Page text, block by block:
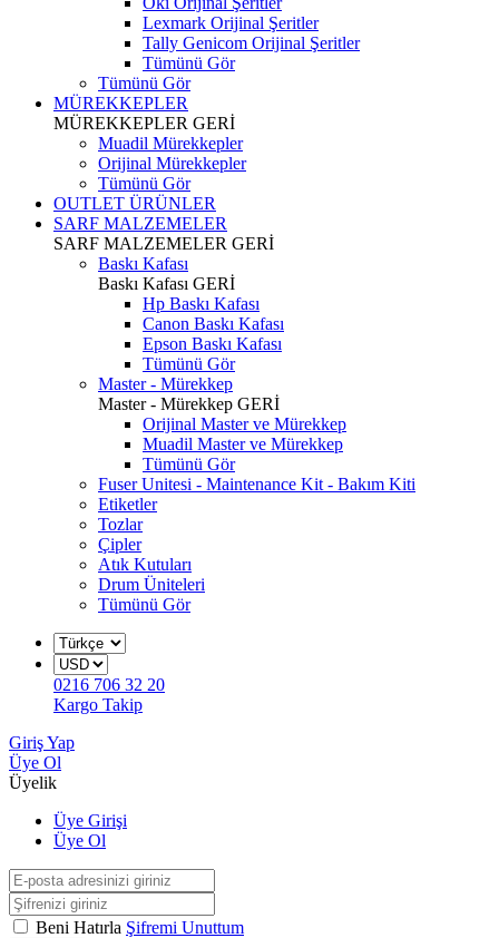
Lexmark Orijinal Şeritler
Tally Genicom Orijinal Şeritler
Tümünü Gör
Tümünü Gör
MÜREKKEPLER
MÜREKKEPLER GERİ
Muadil Mürekkepler
Orijinal Mürekkepler
Tümünü Gör
OUTLET ÜRÜNLER
SARF MALZEMELER
SARF MALZEMELER GERİ
Baskı Kafası
Baskı Kafası GERİ
Hp Baskı Kafası
Canon Baskı Kafası
Epson Baskı Kafası
Tümünü Gör
Master - Mürekkep
Master - Mürekkep GERİ
Orijinal Master ve Mürekkep
Muadil Master ve Mürekkep
Tümünü Gör
Fuser Unitesi - Maintenance Kit - Bakım Kiti
Etiketler
Tozlar
Çipler
Atık Kutuları
Drum Üniteleri
Tümünü Gör
0216 706 32 20
Kargo Takip
Giriş Yap
Üye Ol
Üyelik
Üye Girişi
Üye Ol
Beni Hatırla Şifremi Unuttum